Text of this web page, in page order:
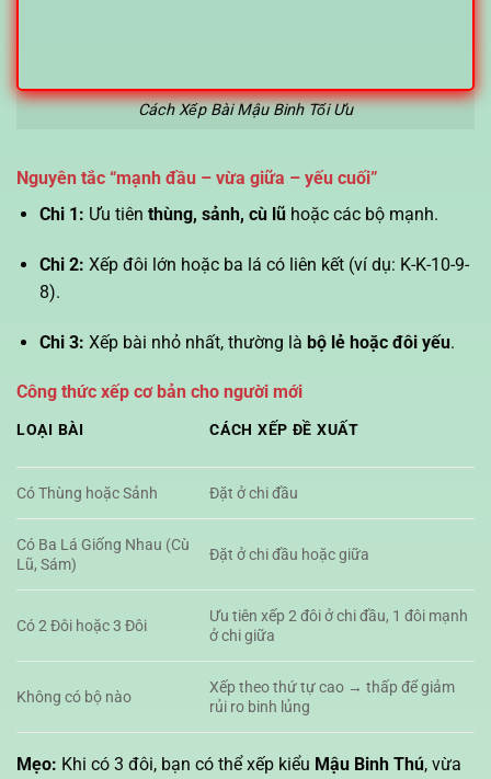
Cách Xếp Bài Mậu Binh Tối Ưu
Nguyên tắc “mạnh đầu – vừa giữa – yếu cuối”
Chi 1: Ưu tiên thùng, sảnh, cù lũhoặc các bộ mạnh.
Chi 2: Xếp đôi lớn hoặc ba lá có liên kết (ví dụ: K-K-10-9-
8).
Chi 3: Xếp bài nhỏ nhất, thường là bộ lẻ hoặc đôi yếu.
Công thức xếp cơ bản cho người mới
LOẠI BÀI CÁCH XẾP ĐỀ XUẤT
Có Thùng hoặc Sảnh Đặt ở chi đầu
Có Ba Lá Giống Nhau (Cù
Lũ, Sám)
Đặt ở chi đầu hoặc giữa
Có 2 Đôi hoặc 3 Đôi
Ưu tiên xếp 2 đôi ở chi đầu, 1 đôi mạnh
ở chi giữa
Không có bộ nào
Xếp theo thứ tự cao → thấp để giảm
rủi ro binh lủng
Mẹo: Khi có 3 đôi, bạn có thể xếp kiểu Mậu Binh Thú, vừa